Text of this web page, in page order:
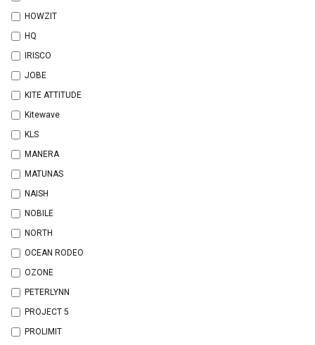
HOWZIT
HQ
IRISCO
JOBE
KITE ATTITUDE
Kitewave
KLS
MANERA
MATUNAS
NAISH
NOBILE
NORTH
OCEAN RODEO
OZONE
PETERLYNN
PROJECT 5
PROLIMIT